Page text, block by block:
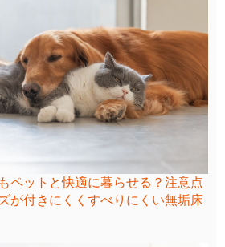
ペットと快適に暮らせる？注意点
が付きにくくすべりにくい無垢床